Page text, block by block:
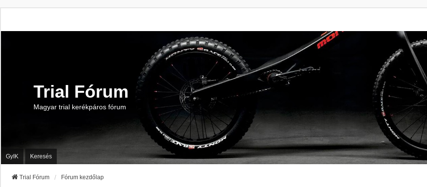
Trial Fórum
Magyar trial kerékpáros fórum
GyIK Keresés
Trial Fórum Fórum kezdőlap